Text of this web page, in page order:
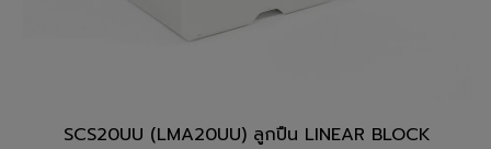
SCS20UU (LMA20UU) ลูกปืน LINEAR BLOCK